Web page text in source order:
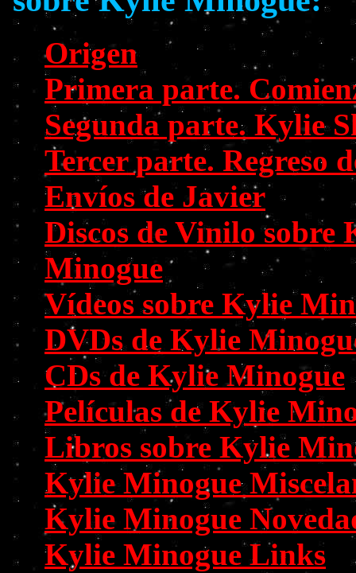
Origen
Primera parte.
Segunda parte. Kylie
Tercer parte. Regreso
Envíos de Javier
Discos de Vinilo sobre
Minogue
Vídeos sobre Kylie
DVDs de Kylie
CDs de Kylie Minogue
Películas de Kylie
Libros sobre Kylie
Kylie Minogue
Kylie Minogue
Kylie Minogue Links